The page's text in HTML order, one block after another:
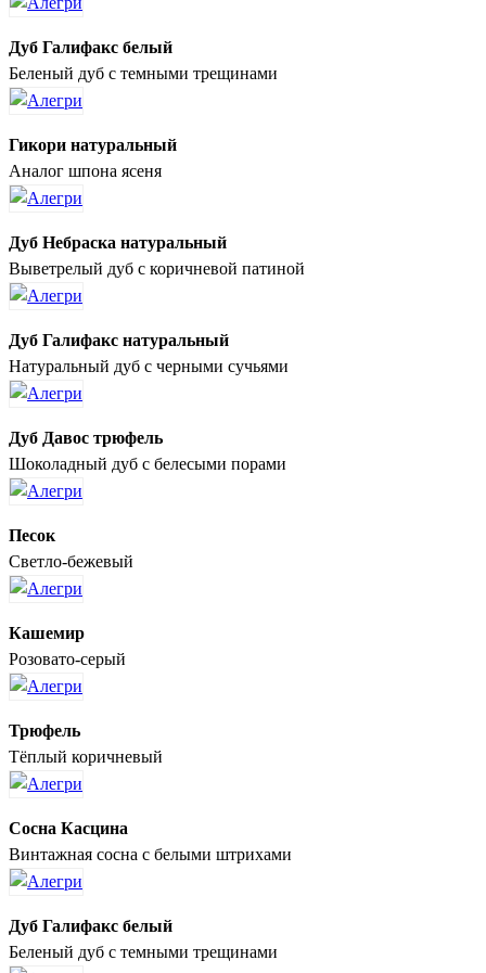
Дуб Галифакс белый
Беленый дуб с темными трещинами
Гикори натуральный
Аналог шпона ясеня
Дуб Небраска натуральный
Выветрелый дуб с коричневой патиной
Дуб Галифакс натуральный
Натуральный дуб с черными сучьями
Дуб Давос трюфель
Шоколадный дуб с белесыми порами
Песок
Светло-бежевый
Кашемир
Розовато-серый
Трюфель
Тёплый коричневый
Сосна Касцина
Винтажная сосна с белыми штрихами
Дуб Галифакс белый
Беленый дуб с темными трещинами